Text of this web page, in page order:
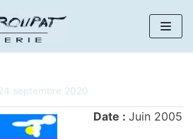
septembre 2020
Date : Juin 2005